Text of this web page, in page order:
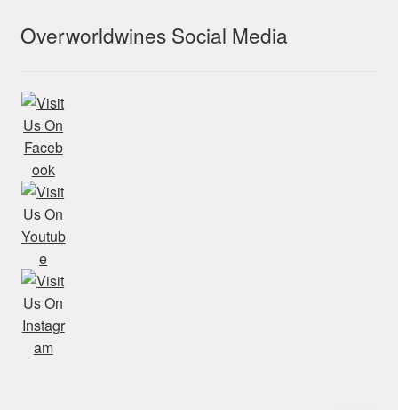
Overworldwines Social Media